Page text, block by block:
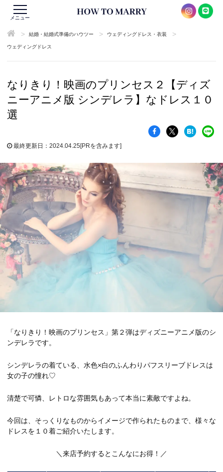
メニュー
> 結婚・結婚式準備のハウツー > ウェディングドレス・衣装 >
ウェディングドレス
なりきり！映画のプリンセス２【ディズ
ニーアニメ版 シンデレラ】なドレス１０
選
最終更新日：2024.04.25[PRを含みます]
「なりきり！映画のプリンセス」第２弾はディズニーアニメ版のシ
ンデレラです。
シンデレラの着ている、水色×白のふんわりパフスリーブドレスは
女の子の憧れ♡
清楚で可憐、レトロな雰囲気もあって本当に素敵ですよね。
今回は、そっくりなものからイメージで作られたものまで、様々な
ドレスを１０着ご紹介いたします。
＼来店予約するとこんなにお得！／